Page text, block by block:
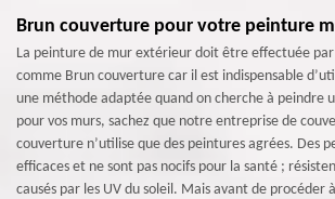
Brun couverture pour votre peinture
La peinture de mur extérieur doit être effectuée
comme Brun couverture car il est indispensable
une méthode adaptée quand on cherche à peindre
pour vos murs, sachez que notre entreprise de
couverture n’utilise que des peintures agrées. Des
efficaces et ne sont pas nocifs pour la santé ;
causés par les UV du soleil. Mais avant de procéder